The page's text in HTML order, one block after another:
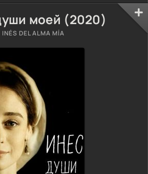
моей (2020)
INÉS DEL ALMA MÍA